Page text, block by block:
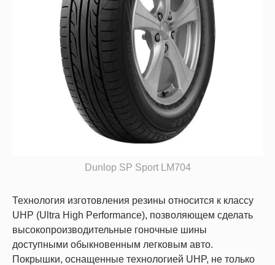
Dunlop SP Sport LM704
Технология изготовления резины относится к классу
UHP (Ultra High Performance), позволяющем сделать
высокопроизводительные гоночные шины
доступными обыкновенным легковым авто.
Покрышки, оснащенные технологией UHP, не только